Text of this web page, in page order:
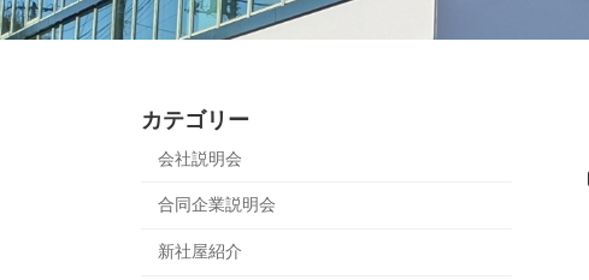
カテゴリー
会社説明会
合同企業説明会
新社屋紹介